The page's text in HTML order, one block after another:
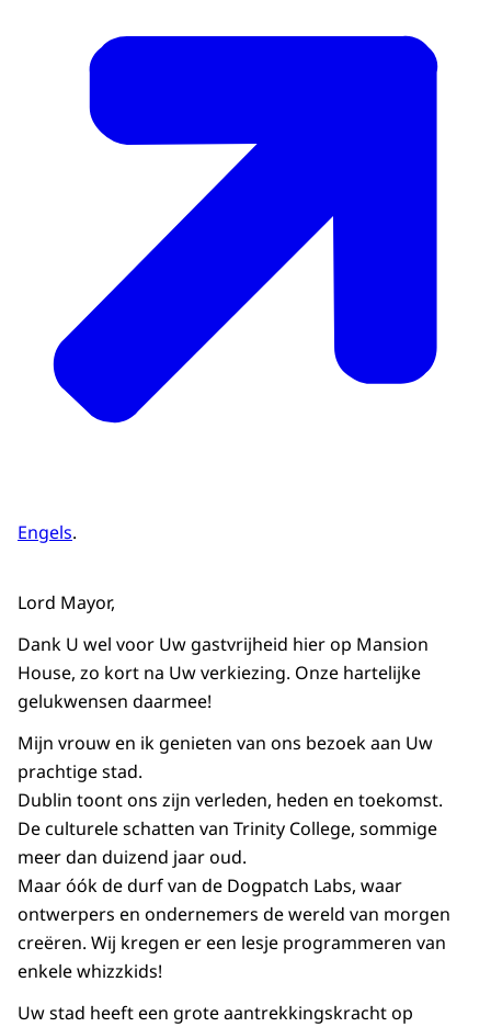
Engels.
Lord Mayor,
Dank U wel voor Uw gastvrijheid hier op Mansion
House, zo kort na Uw verkiezing. Onze hartelijke
gelukwensen daarmee!
Mijn vrouw en ik genieten van ons bezoek aan Uw
prachtige stad.
Dublin toont ons zijn verleden, heden en toekomst.
De culturele schatten van Trinity College, sommige
meer dan duizend jaar oud.
Maar óók de durf van de Dogpatch Labs, waar
ontwerpers en ondernemers de wereld van morgen
creëren. Wij kregen er een lesje programmeren van
enkele whizzkids!
Uw stad heeft een grote aantrekkingskracht op